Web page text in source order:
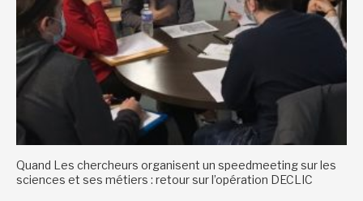
Quand Les chercheurs organisent un speedmeeting sur les
sciences et ses métiers : retour sur l’opération DECLIC